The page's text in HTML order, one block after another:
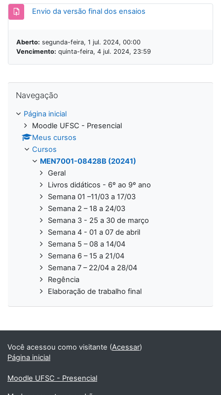
Envio da versão final dos ensaios
Aberto: segunda-feira, 1 jul. 2024, 00:00
Vencimento: quinta-feira, 4 jul. 2024, 23:59
Navegação
Página inicial
Moodle UFSC - Presencial
Meus cursos
Cursos
MEN7001-08428B (20241)
Geral
Livros didáticos - 6º ao 9º ano
Semana 01 –11/03 a 17/03
Semana 2 – 18 a 24/03
Semana 3 - 25 a 30 de março
Semana 4 - 01 a 07 de abril
Semana 5 – 08 a 14/04
Semana 6 – 15 a 21/04
Semana 7 – 22/04 a 28/04
Regência
Elaboração de trabalho final
Você acessou como visitante (Acessar)
Página inicial
Moodle UFSC - Presencial